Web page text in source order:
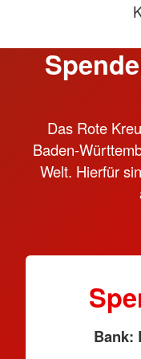
Das Rote
Baden-
Welt. Hierfür
Bank: